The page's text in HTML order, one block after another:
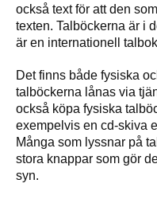
också text för att den
texten. Talböckerna är i
är en internationell
Det finns både fysiska
talböckerna lånas via
också köpa fysiska
exempelvis en cd-skiva
Många som lyssnar på
stora knappar som gör
syn.